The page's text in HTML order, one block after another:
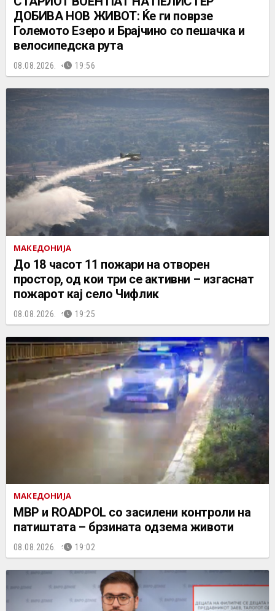
ДОБИВА НОВ ЖИВОТ: Ќе ги поврзе
Големото Езеро и Брајчино со пешачка и
велосипедска рута
08.08.2026. 19:56
МАКЕДОНИЈА
До 18 часот 11 пожари на отворен
простор, од кои три се активни – изгаснат
пожарот кај село Чифлик
08.08.2026. 19:25
МАКЕДОНИЈА
МВР и ROADPOL со засилени контроли на
патиштата – брзината одзема животи
08.08.2026. 19:02